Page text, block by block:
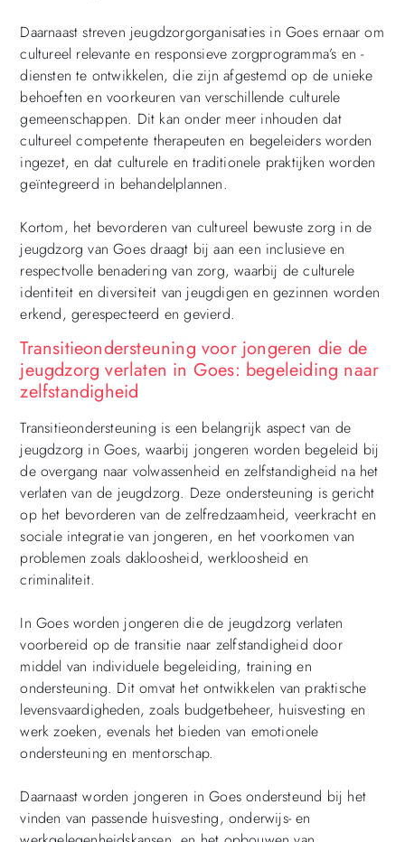
Daarnaast streven jeugdzorgorganisaties in Goes ernaar om
cultureel relevante en responsieve zorgprogramma’s en -
diensten te ontwikkelen, die zijn afgestemd op de unieke
behoeften en voorkeuren van verschillende culturele
gemeenschappen. Dit kan onder meer inhouden dat
cultureel competente therapeuten en begeleiders worden
ingezet, en dat culturele en traditionele praktijken worden
geïntegreerd in behandelplannen.
Kortom, het bevorderen van cultureel bewuste zorg in de
jeugdzorg van Goes draagt bij aan een inclusieve en
respectvolle benadering van zorg, waarbij de culturele
identiteit en diversiteit van jeugdigen en gezinnen worden
erkend, gerespecteerd en gevierd.
Transitieondersteuning voor jongeren die de
jeugdzorg verlaten in Goes: begeleiding naar
zelfstandigheid
Transitieondersteuning is een belangrijk aspect van de
jeugdzorg in Goes, waarbij jongeren worden begeleid bij
de overgang naar volwassenheid en zelfstandigheid na het
verlaten van de jeugdzorg. Deze ondersteuning is gericht
op het bevorderen van de zelfredzaamheid, veerkracht en
sociale integratie van jongeren, en het voorkomen van
problemen zoals dakloosheid, werkloosheid en
criminaliteit.
In Goes worden jongeren die de jeugdzorg verlaten
voorbereid op de transitie naar zelfstandigheid door
middel van individuele begeleiding, training en
ondersteuning. Dit omvat het ontwikkelen van praktische
levensvaardigheden, zoals budgetbeheer, huisvesting en
werk zoeken, evenals het bieden van emotionele
ondersteuning en mentorschap.
Daarnaast worden jongeren in Goes ondersteund bij het
vinden van passende huisvesting, onderwijs- en